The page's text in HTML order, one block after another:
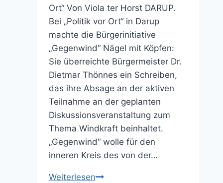
Ort“ Von Viola ter Horst DARUP.
Bei „Politik vor Ort“ in Darup
machte die Bürgerinitiative
„Gegenwind“ Nägel mit Köpfen:
Sie überreichte Bürgermeister Dr.
Dietmar Thönnes ein Schreiben,
das ihre Absage an der aktiven
Teilnahme an der geplanten
Diskussionsveranstaltung zum
Thema Windkraft beinhaltet.
„Gegenwind“ wolle für den
inneren Kreis des von der…
WeiterlesenWindkraft: